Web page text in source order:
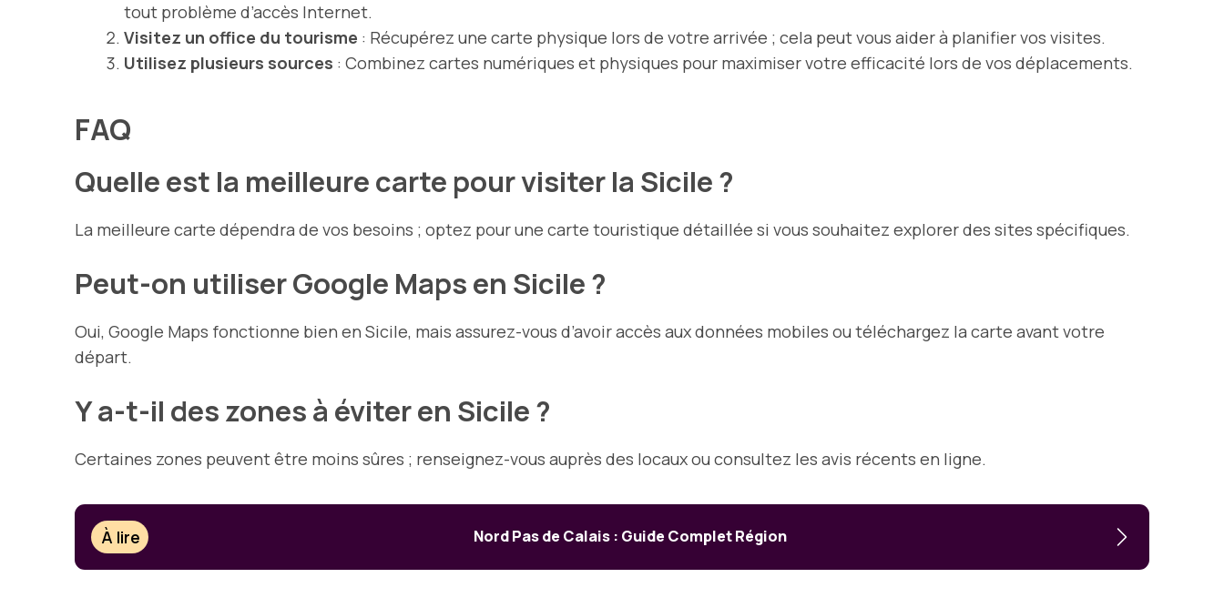
tout problème d’accès Internet.
Visitez un office du tourisme : Récupérez une carte physique lors de votre arrivée ; cela peut vous aider à planifier vos visites.
Utilisez plusieurs sources : Combinez cartes numériques et physiques pour maximiser votre efficacité lors de vos déplacements.
FAQ
Quelle est la meilleure carte pour visiter la Sicile ?
La meilleure carte dépendra de vos besoins ; optez pour une carte touristique détaillée si vous souhaitez explorer des sites spécifiques.
Peut-on utiliser Google Maps en Sicile ?
Oui, Google Maps fonctionne bien en Sicile, mais assurez-vous d’avoir accès aux données mobiles ou téléchargez la carte avant votre
départ.
Y a-t-il des zones à éviter en Sicile ?
Certaines zones peuvent être moins sûres ; renseignez-vous auprès des locaux ou consultez les avis récents en ligne.
À lire Nord Pas de Calais : Guide Complet Région